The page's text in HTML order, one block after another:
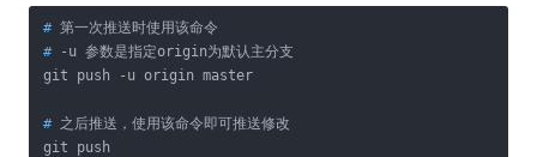
# 第一次推送时使用该命令
# -u 参数是指定origin为默认主分支
# 之后推送，使用该命令即可推送修改